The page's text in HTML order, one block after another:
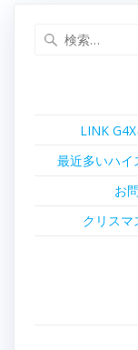
ビ
LINK
最近多いハイ
お
クリスマ